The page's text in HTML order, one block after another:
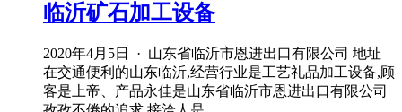
临沂矿石加工设备
2020年4月5日 · 山东省临沂市恩进出口有限公司 地址
在交通便利的山东临沂,经营行业是工艺礼品加工设备,顾
客是上帝、产品永佳是山东省临沂市恩进出口有限公司